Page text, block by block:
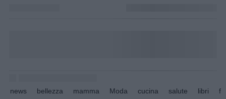
news bellezza mamma Moda cucina salute libri